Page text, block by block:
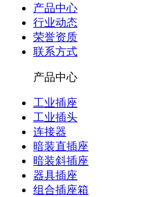
产品中心
行业动态
荣誉资质
联系方式
产品中心
工业插座
工业插头
连接器
暗装直插座
暗装斜插座
器具插座
组合插座箱